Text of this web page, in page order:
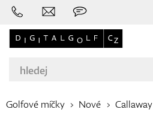
Golfové míčky Nové Callaway